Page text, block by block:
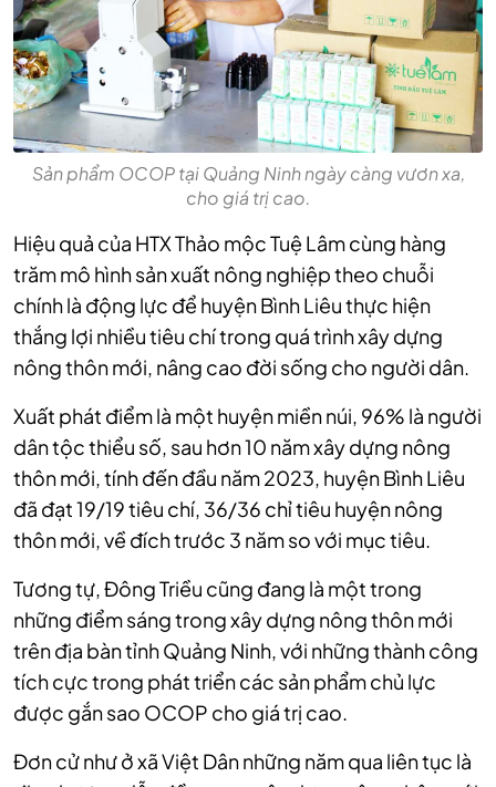
Sản phẩm OCOP tại Quảng Ninh ngày càng vươn xa,
cho giá trị cao.
Hiệu quả của HTX Thảo mộc Tuệ Lâm cùng hàng
trăm mô hình sản xuất nông nghiệp theo chuỗi
chính là động lực để huyện Bình Liêu thực hiện
thắng lợi nhiều tiêu chí trong quá trình xây dựng
nông thôn mới, nâng cao đời sống cho người dân.
Xuất phát điểm là một huyện miền núi, 96% là người
dân tộc thiểu số, sau hơn 10 năm xây dựng nông
thôn mới, tính đến đầu năm 2023, huyện Bình Liêu
đã đạt 19/19 tiêu chí, 36/36 chỉ tiêu huyện nông
thôn mới, về đích trước 3 năm so với mục tiêu.
Tương tự, Đông Triều cũng đang là một trong
những điểm sáng trong xây dựng nông thôn mới
trên địa bàn tỉnh Quảng Ninh, với những thành công
tích cực trong phát triển các sản phẩm chủ lực
được gắn sao OCOP cho giá trị cao.
Đơn cử như ở xã Việt Dân những năm qua liên tục là